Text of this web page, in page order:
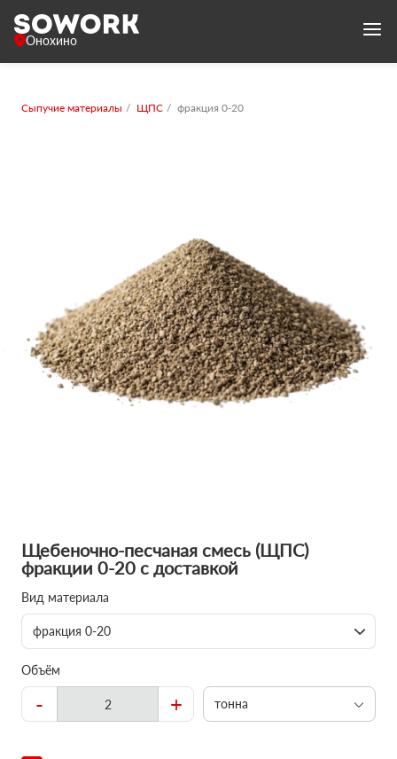
Онохино
Сыпучие материалы ЩПС фракция 0-20
Щебеночно-песчаная смесь (ЩПС)
фракции 0-20 с доставкой
Вид материала
фракция 0-20
Объём
- + тонна